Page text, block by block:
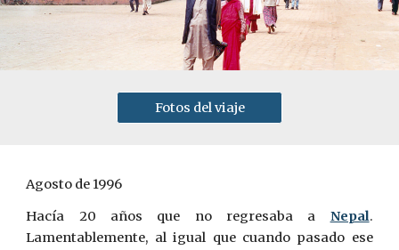
Fotos del viaje
Agosto de 1996
Hacía 20 años que no regresaba a Nepal.
Lamentablemente, al igual que cuando pasado ese